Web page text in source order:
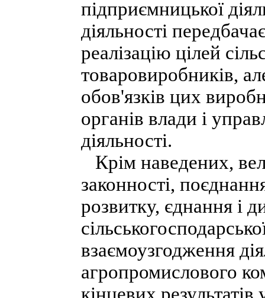
підприємницької
діяльності
реалізацію цілей
товаровиробників,
обов'язків цих
органів влади і
діяльності.
Крім наведених,
законності,
розвитку, єднання і
взаємоузгодження
агропромислового